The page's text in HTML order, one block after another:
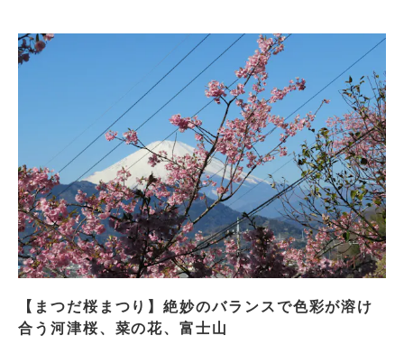
【まつだ桜まつり】絶妙のバランスで色彩が溶け
合う河津桜、菜の花、富士山